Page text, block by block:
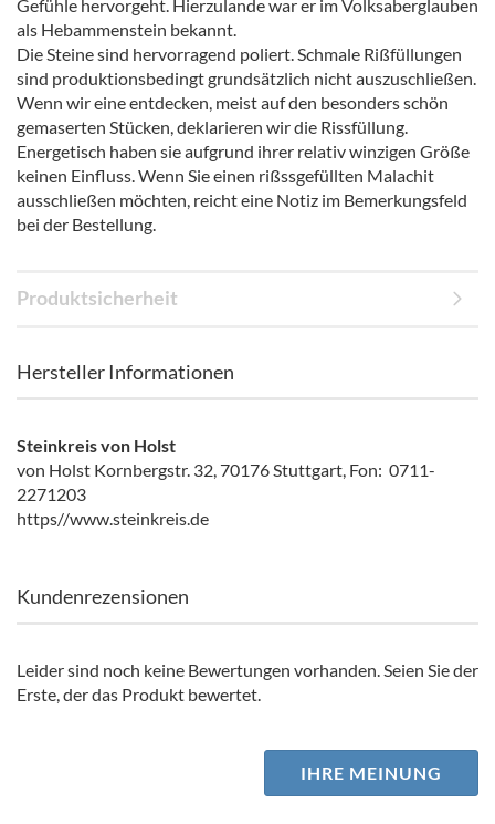
Gefühle hervorgeht. Hierzulande war er im Volksaberglauben
als Hebammenstein bekannt.
Die Steine sind hervorragend poliert. Schmale Rißfüllungen
sind produktionsbedingt grundsätzlich nicht auszuschließen.
Wenn wir eine entdecken, meist auf den besonders schön
gemaserten Stücken, deklarieren wir die Rissfüllung.
Energetisch haben sie aufgrund ihrer relativ winzigen Größe
keinen Einfluss. Wenn Sie einen rißssgefüllten Malachit
ausschließen möchten, reicht eine Notiz im Bemerkungsfeld
bei der Bestellung.
Produktsicherheit
Hersteller Informationen
Steinkreis von Holst
von Holst Kornbergstr. 32, 70176 Stuttgart, Fon: 0711-
2271203
https//www.steinkreis.de
Kundenrezensionen
Leider sind noch keine Bewertungen vorhanden. Seien Sie der
Erste, der das Produkt bewertet.
IHRE MEINUNG